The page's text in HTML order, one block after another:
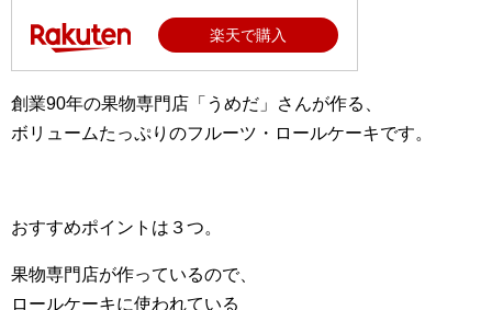
楽天で購入
創業90年の果物専門店「うめだ」さんが作る、
ボリュームたっぷりのフルーツ・ロールケーキです。
おすすめポイントは３つ。
果物専門店が作っているので、
ロールケーキに使われている